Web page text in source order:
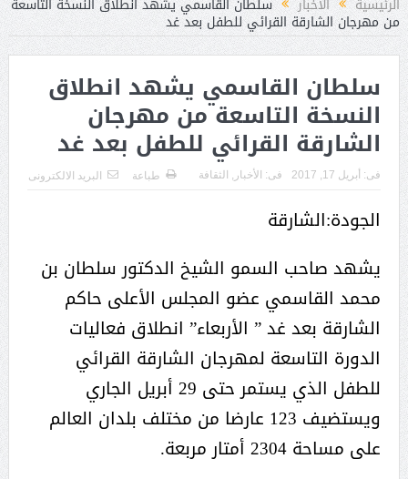
من مهرجان الشارقة القرائي للطفل بعد غد
سلطان القاسمي يشهد انطلاق
النسخة التاسعة من مهرجان
الشارقة القرائي للطفل بعد غد
فى: أبريل 17, 2017 فى: الأخبار الثقافة طباعة البريد الالكترونى
الجودة:الشارقة
يشهد صاحب السمو الشيخ الدكتور سلطان بن
محمد القاسمي عضو المجلس الأعلى حاكم
الشارقة بعد غد ” الأربعاء” انطلاق فعاليات
الدورة التاسعة لمهرجان الشارقة القرائي
للطفل الذي يستمر حتى 29 أبريل الجاري
ويستضيف 123 عارضا من مختلف بلدان العالم
على مساحة 2304 أمتار مربعة.